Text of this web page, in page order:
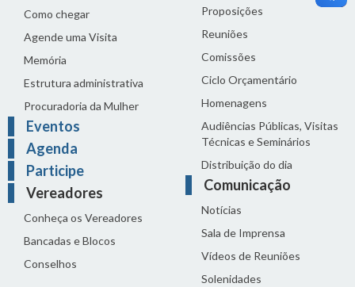
Como chegar
Agende uma Visita
Memória
Estrutura administrativa
Procuradoria da Mulher
Eventos
Agenda
Participe
Vereadores
Conheça os Vereadores
Bancadas e Blocos
Conselhos
Proposições
Reuniões
Comissões
Ciclo Orçamentário
Homenagens
Audiências Públicas, Visitas
Técnicas e Seminários
Distribuição do dia
Comunicação
Notícias
Sala de Imprensa
Vídeos de Reuniões
Solenidades